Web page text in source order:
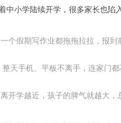
中小学陆续开学，很多家长也陷
一个假期写作业都拖拖拉拉，报到
整天手机、平板不离手，连家门都
离开学越近，孩子的脾气就越大，